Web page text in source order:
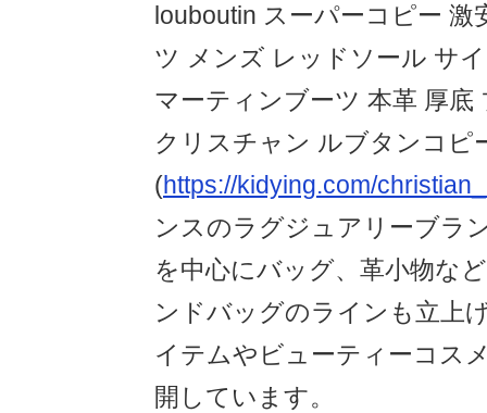
louboutin スーパーコピー
ツ メンズ レッドソール サ
マーティンブーツ 本革 厚底
クリスチャン ルブタンコピ
(https://kidying.com/
ンスのラグジュアリーブラ
を中心にバッグ、革小物な
ンドバッグのラインも立上
イテムやビューティーコス
開しています。